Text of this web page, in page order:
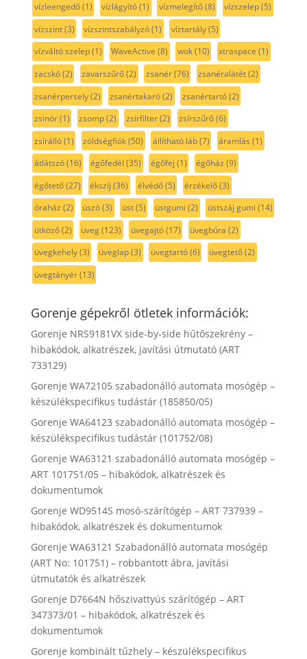
vízleengedő(1) vízlágyító(1) vízmelegítő(8) vízszelep(5)
vízszint(3) vízszintszabályzó(1) víztartály(5)
vízváltó szelep(1) WaveActive (8) wok(10) xtraspace (1)
zacskó(2) zavarszűrő(2) zsanér(76) zsanéralátét(2)
zsanérpersely(2) zsanértakaró(2) zsanértartó(2)
zsinór(1) zsomp(2) zsírfilter(2) zsírszűrő(6)
zsírálló(1) zöldségfiók(50) állítható láb(7) áramlás (1)
átlátszó(16) égőfedél (35) égőfej (1) égőház (9)
égőtető(27) ékszíj (36) élvédő(5) érzékelő(3)
óraház (2) úszó(3) üst(5) üstgumi (2) üstszáj gumi (14)
ütköző(2) üveg(123) üvegajtó(17) üvegbúra (2)
üvegkehely(3) üveglap(3) üvegtartó(6) üvegtető(2)
üvegtányér(13)
Gorenje gépekről ötletek információk:
Gorenje NRS9181VX side-by-side hűtőszekrény –
hibakódok, alkatrészek, javítási útmutató (ART
733129)
Gorenje WA72105 szabadonálló automata mosógép –
készülékspecifikus tudástár (185850/05)
Gorenje WA64123 szabadonálló automata mosógép –
készülékspecifikus tudástár (101752/08)
Gorenje WA63121 szabadonálló automata mosógép –
ART 101751/05 – hibakódok, alkatrészek és
dokumentumok
Gorenje WD9514S mosó-szárítógép – ART 737939 –
hibakódok, alkatrészek és dokumentumok
Gorenje WA63121 Szabadonálló automata mosógép
(ART No: 101751) – robbantott ábra, javítási
útmutatók és alkatrészek
Gorenje D7664N hőszivattyús szárítógép – ART
347373/01 – hibakódok, alkatrészek és
dokumentumok
Gorenje kombinált tűzhely – készülékspecifikus